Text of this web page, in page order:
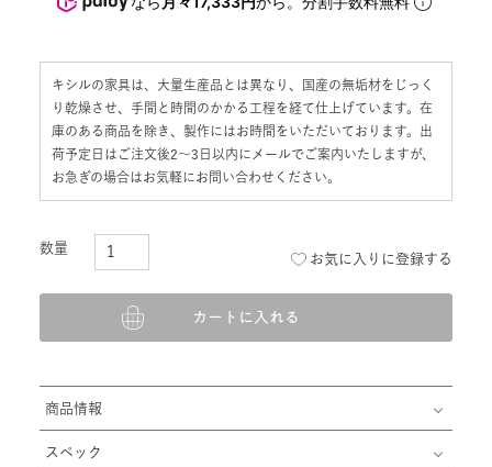
キシルの家具は、大量生産品とは異なり、国産の無垢材をじっく
り乾燥させ、手間と時間のかかる工程を経て仕上げています。在
庫のある商品を除き、製作にはお時間をいただいております。出
荷予定日はご注文後2〜3日以内にメールでご案内いたしますが、
お急ぎの場合はお気軽にお問い合わせください。
お気に入りに登録する
カートに入れる
商品情報
スペック